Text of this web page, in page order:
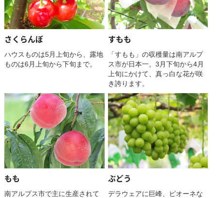
さくらんぼ
ハウスものは5月上旬から、露地
ものは6月上旬から下旬まで。
すもも
「すもも」の収穫量は南アルプ
ス市が日本一。3月下旬から4月
上旬にかけて、真っ白な花が咲
き誇ります。
もも
南アルプス市で主に生産されて
ぶどう
デラウェアに巨峰、ピオーネな